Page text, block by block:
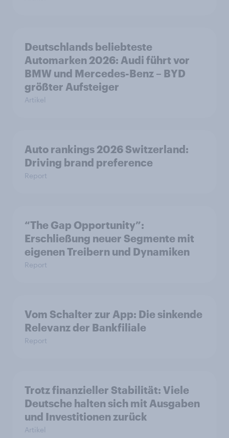
Deutschlands beliebteste
Automarken 2026: Audi führt vor
BMW und Mercedes-Benz – BYD
größter Aufsteiger
Artikel
Auto rankings 2026 Switzerland:
Driving brand preference
Report
“The Gap Opportunity”:
Erschließung neuer Segmente mit
eigenen Treibern und Dynamiken
Report
Vom Schalter zur App: Die sinkende
Relevanz der Bankfiliale
Report
Trotz finanzieller Stabilität: Viele
Deutsche halten sich mit Ausgaben
und Investitionen zurück
Artikel